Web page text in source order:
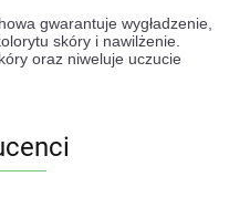
gwarantuje wygładzenie,
skóry i nawilżenie.
oraz niweluje uczucie